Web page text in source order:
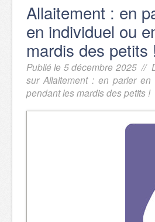
Allaitement : en
en individuel ou
mardis des petits !
Publié le 5 décembre 2025 //
sur Allaitement : en parler
pendant les mardis des petits !